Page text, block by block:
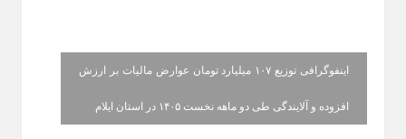
اینفوگرافی توزیع ۱۰۷ میلیارد تومان عوارض مالیات بر ارزش
افزوده و آلایندگی طی دو ماهه نخست ۱۴۰۵ در استان ایلام